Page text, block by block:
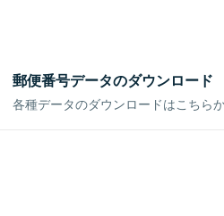
郵便番号データのダウンロード
各種データのダウンロードはこちら